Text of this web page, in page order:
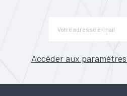
Accéder aux